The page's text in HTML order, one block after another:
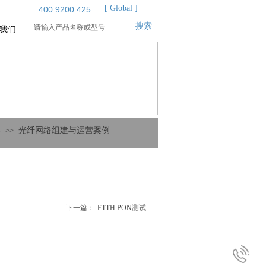
们 搜索
400 9200 425 [ Global ]
>> 光纤网络组建与运营案例
下一篇： FTTH PON测试......